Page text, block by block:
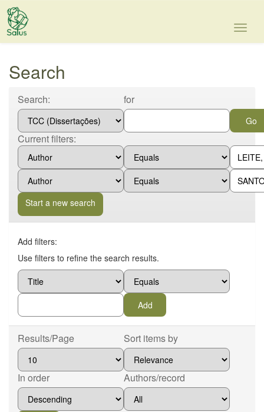
Skip
Search
Search: for
Current filters:
Start a new search
Add filters:
Use filters to refine the search results.
Results/Page Sort items by
In order Authors/record